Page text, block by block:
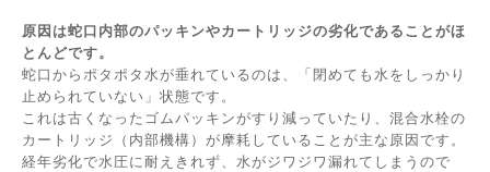
原因は蛇口内部のパッキンやカートリッジの劣化であることがほ
とんどです。
蛇口からポタポタ水が垂れているのは、「閉めても水をしっかり
止められていない」状態です。
これは古くなったゴムパッキンがすり減っていたり、混合水栓の
カートリッジ（内部機構）が摩耗していることが主な原因です。
経年劣化で水圧に耐えきれず、水がジワジワ漏れてしまうので